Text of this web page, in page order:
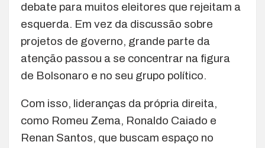
debate para muitos eleitores que rejeitam a
esquerda. Em vez da discussão sobre
projetos de governo, grande parte da
atenção passou a se concentrar na figura
de Bolsonaro e no seu grupo político.
Com isso, lideranças da própria direita,
como Romeu Zema, Ronaldo Caiado e
Renan Santos, que buscam espaço no